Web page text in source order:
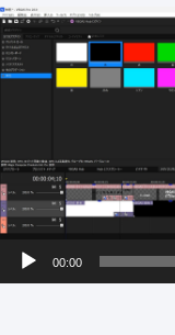
動
画
プ
ー
00:00